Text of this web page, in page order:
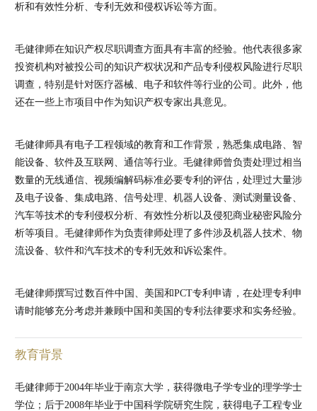
析和有效性分析、专利无效和侵权诉讼等方面。
毛健律师在知识产权尽职调查方面具有丰富的经验。他代表很多家
投资机构对被投公司的知识产权状况和产品专利侵权风险进行尽职
调查，特别是针对医疗器械、电子和软件等行业的公司。此外，他
还在一些上市项目中作为知识产权专家出具意见。
毛健律师具有电子工程领域的教育和工作背景，熟悉集成电路、智
能设备、软件及互联网、通信等行业。毛健律师曾负责处理过相当
数量的无线通信、视频编解码标准必要专利的评估，处理过大量涉
及电子设备、集成电路、信号处理、机器人设备、测试测量设备、
汽车等技术的专利侵权分析、有效性分析以及侵犯商业秘密风险分
析等项目。毛健律师作为负责律师处理了多件涉及机器人技术、物
流设备、软件和汽车技术的专利无效和诉讼案件。
毛健律师撰写过数百件中国、美国和PCT专利申请，在处理专利申
请时能够充分考虑并兼顾中国和美国的专利法律要求和实务经验。
教育背景
毛健律师于2004年毕业于南京大学，获得微电子学专业的理学学士
学位；后于2008年毕业于中国科学院研究生院，获得电子工程专业